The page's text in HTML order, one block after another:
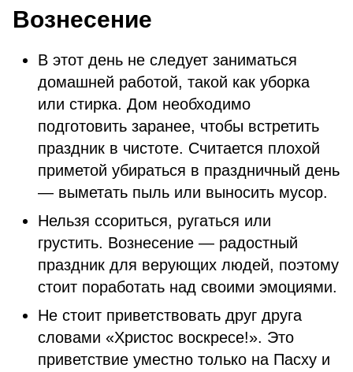
Вознесение
В этот день не следует заниматься
домашней работой, такой как уборка
или стирка. Дом необходимо
подготовить заранее, чтобы встретить
праздник в чистоте. Считается плохой
приметой убираться в праздничный день
— выметать пыль или выносить мусор.
Нельзя ссориться, ругаться или
грустить. Вознесение — радостный
праздник для верующих людей, поэтому
стоит поработать над своими эмоциями.
Не стоит приветствовать друг друга
словами «Христос воскресе!». Это
приветствие уместно только на Пасху и